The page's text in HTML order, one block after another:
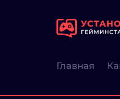
Главная